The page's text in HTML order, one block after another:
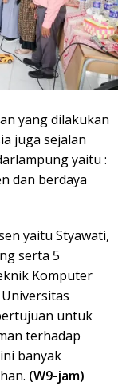
yang dilakukan
juga sejalan
yaitu :
dan berdaya
yaitu Styawati,
serta 5
Komputer
untuk
terhadap
banyak
(W9-jam)